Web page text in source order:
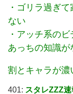
・ゴリラ過ぎ
ない
・アッチ系の
あっちの知識が
割とキャラが濃
401: スタレZZZ速